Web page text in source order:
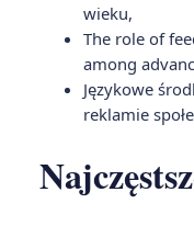
wieku,
The role of
among
Językowe
reklamie